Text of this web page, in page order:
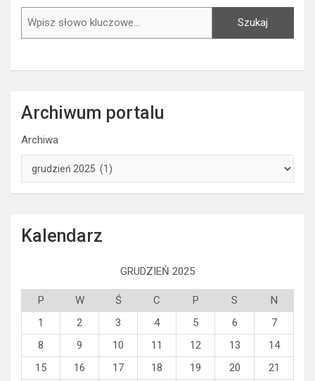
Szukaj
Archiwum portalu
Archiwa
Kalendarz
GRUDZIEŃ 2025
P W Ś C P S
N
1
2 3 4 5 6
7
8
9 10 11 12 13
14
15
16 17 18 19 20
21